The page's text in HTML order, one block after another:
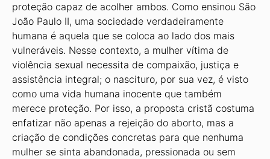
proteção capaz de acolher ambos. Como ensinou São
João Paulo II, uma sociedade verdadeiramente
humana é aquela que se coloca ao lado dos mais
vulneráveis. Nesse contexto, a mulher vítima de
violência sexual necessita de compaixão, justiça e
assistência integral; o nascituro, por sua vez, é visto
como uma vida humana inocente que também
merece proteção. Por isso, a proposta cristã costuma
enfatizar não apenas a rejeição do aborto, mas a
criação de condições concretas para que nenhuma
mulher se sinta abandonada, pressionada ou sem